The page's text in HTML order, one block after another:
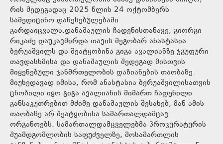
რის შედეგადაც 2025 წლის 24 ოქტომბერს
სამედიცინო დაწესებულებაში
გარდაიცვალა.დანაშაულის ჩადენისთანავე, გიორგი
რიკაძე დაუკავშირდა თავის მეგობარ ანასტასია
ბერუაშვილს და შეატყობინა გიგა ავალიანზე ჯგუფური
თავდასხმისა და დანაშაულის შედეგად მისთვის
მიყენებული ჯანმრთელობის დაზიანების თაობაზე.
მიუხედავად იმისა, რომ ანასტასია ბერუაშვილისათვის
ცნობილი იყო გიგა ავალიანის მიმართ ჩადენილი
განსაკუთრებით მძიმე დანაშაულის შესახებ, მან ამის
თაობაზე არ შეატყობინა სამართალდამცავ
ორგანოებს. სამართალდამცველებმა პროკურატურის
შუამდგომლობის საფუძველზე, მოსამართლის